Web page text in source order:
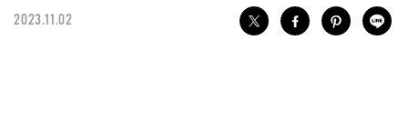
2023.11.02